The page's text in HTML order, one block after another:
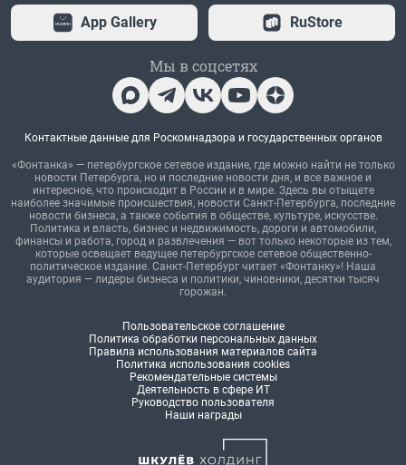
App Gallery RuStore
Мы в соцсетях
Контактные данные для Роскомнадзора и государственных органов
«Фонтанка» — петербургское сетевое издание, где можно найти не только
новости Петербурга, но и последние новости дня, и все важное и
интересное, что происходит в России и в мире. Здесь вы отыщете
наиболее значимые происшествия, новости Санкт-Петербурга, последние
новости бизнеса, а также события в обществе, культуре, искусстве.
Политика и власть, бизнес и недвижимость, дороги и автомобили,
финансы и работа, город и развлечения — вот только некоторые из тем,
которые освещает ведущее петербургское сетевое общественно-
политическое издание. Санкт-Петербург читает «Фонтанку»! Наша
аудитория — лидеры бизнеса и политики, чиновники, десятки тысяч
горожан.
Пользовательское соглашение
Политика обработки персональных данных
Правила использования материалов сайта
Политика использования cookies
Рекомендательные системы
Деятельность в сфере ИТ
Руководство пользователя
Наши награды